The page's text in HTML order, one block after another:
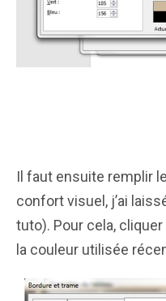
Il faut ensuite remplir
confort visuel, j’ai
tuto). Pour cela,
la couleur utilisée